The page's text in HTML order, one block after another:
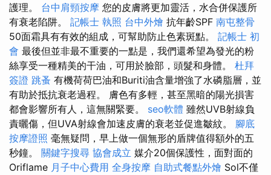
護理。 台中肩頸按摩 您的皮膚將更加靈活，水合併保護所
有衰老陷阱。 記帳士 執照 台中外燴 抗年齡SPF 南屯整骨
50面霜具有有效的組成，可幫助防止色素斑點。 記帳士 初
會 最後但並非最不重要的一點是，我們還希望為發光的粉
絲享受一種精美的干油，可用於臉部，頭髮和身體。 杜拜
簽證 跳蚤 有機荷荷巴油和Buriti油含量增強了水磷脂層，並
有助於抵抗衰老過程。 膚色有多輕，甚至黑暗的陽光損害
都會影響所有人，這無關緊要。 seo軟體 雖然UVB射線負
責曬傷，但UVA射線會加速皮膚的衰老並促進皺紋。 腳底
按摩證照 毫無疑問，早上做一個無形的盾牌值得額外的五
秒鐘。 關鍵字搜尋 協會成立 媒介20個保護性，面對面的
Oriflame 月子中心費用 全身按摩 自助式餐點外燴 Sol不僅